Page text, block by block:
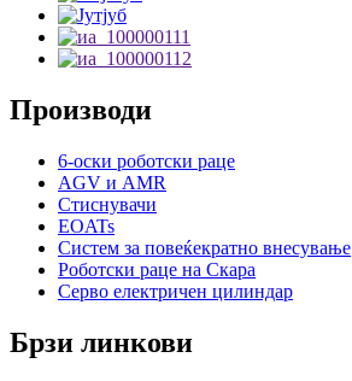
Производи
6-оски роботски раце
AGV и AMR
Стиснувачи
EOATs
Систем за повеќекратно внесување
Роботски раце на Скара
Серво електричен цилиндар
Брзи линкови